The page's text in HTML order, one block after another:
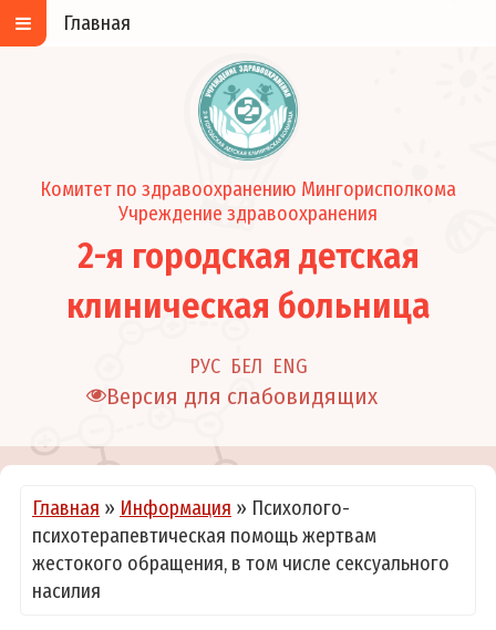
Комитет по здравоохранению Мингорисполкома
Учреждение здравоохранения
2-я городская детская
клиническая больница
РУС БЕЛ ENG
Версия для слабовидящих
Главная
Главная » Информация » Психолого-
психотерапевтическая помощь жертвам
жестокого обращения, в том числе сексуального
насилия